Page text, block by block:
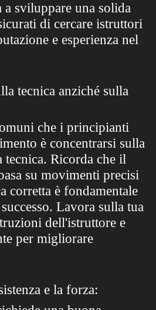
a sviluppare una solida
di cercare istruttori
e esperienza nel
tecnica anziché sulla
che i principianti
è concentrarsi sulla
tecnica. Ricorda che il
su movimenti precisi
corretta è fondamentale
Lavora sulla tua
dell'istruttore e
per migliorare
e la forza: